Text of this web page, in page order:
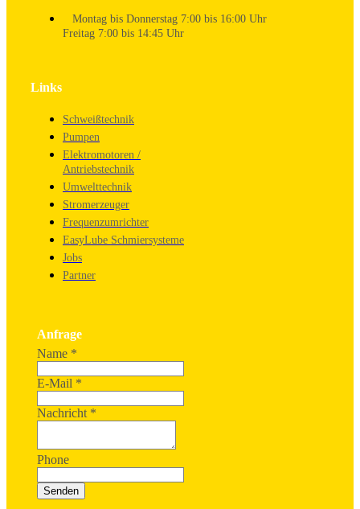
Montag bis Donnerstag 7:00 bis 16:00 Uhr
Freitag 7:00 bis 14:45 Uhr
Links
Schweißtechnik
Pumpen
Elektromotoren /
Antriebstechnik
Umwelttechnik
Stromerzeuger
Frequenzumrichter
EasyLube Schmiersysteme
Jobs
Partner
Anfrage
Name *
E-Mail *
Nachricht *
Phone
Senden